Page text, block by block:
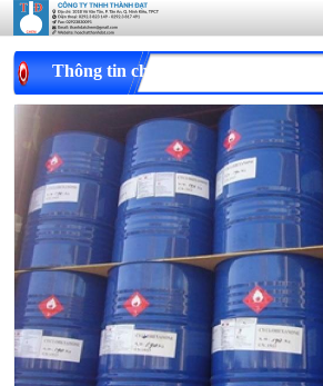
Thông tin chi tiết